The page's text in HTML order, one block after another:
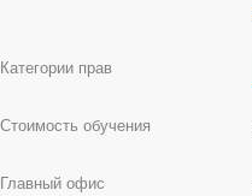
Категории прав
Стоимость обучения
Главный офис